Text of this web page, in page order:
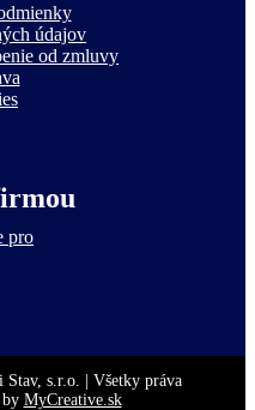
údajov
od zmluvy
Stav, s.r.o. | Všetky práva
by MyCreative.sk